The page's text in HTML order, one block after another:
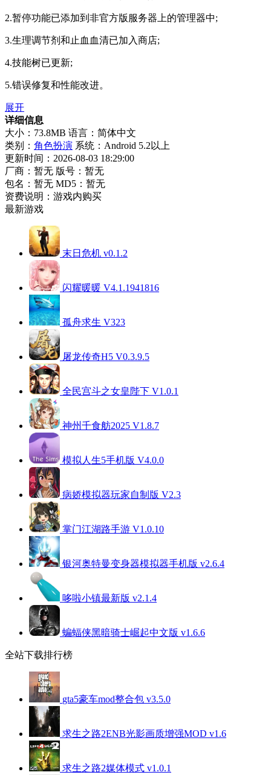
2.暂停功能已添加到非官方版服务器上的管理器中;
3.生理调节剂和止血血清已加入商店;
4.技能树已更新;
5.错误修复和性能改进。
展开
详细信息
大小：73.8MB 语言：简体中文
类别： 角色扮演 系统：Android 5.2以上
更新时间：2026-08-03 18:29:00
厂商：暂无 版号：暂无
包名：暂无 MD5：暂无
资费说明：游戏内购买
最新游戏
末日危机 v0.1.2
闪耀暖暖 V4.1.1941816
孤舟求生 V323
屠龙传奇H5 V0.3.9.5
全民宫斗之女皇陛下 V1.0.1
神州千食舫2025 V1.8.7
模拟人生5手机版 V4.0.0
病娇模拟器玩家自制版 V2.3
掌门江湖路手游 V1.0.10
银河奥特曼变身器模拟器手机版 v2.6.4
哆啦小镇最新版 v2.1.4
蝙蝠侠黑暗骑士崛起中文版 v1.6.6
全站下载排行榜
gta5豪车mod整合包 v3.5.0
求生之路2ENB光影画质增强MOD v1.6
求生之路2媒体模式 v1.0.1